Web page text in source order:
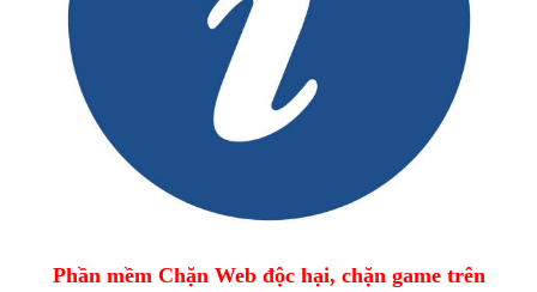
Phần mềm Chặn Web độc hại, chặn game trên